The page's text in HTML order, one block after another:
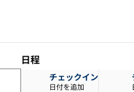
日程
チェックイン
日付を追加